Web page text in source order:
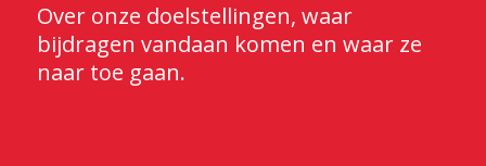
Over onze doelstellingen, waar
bijdragen vandaan komen en waar ze
naar toe gaan.